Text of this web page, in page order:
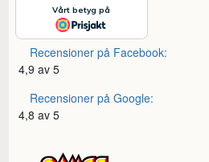
Recensioner på Facebook:
4,9 av 5
Recensioner på Google:
4,8 av 5